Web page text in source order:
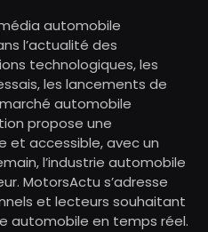
automobile
l’actualité des
technologiques, les
les lancements de
automobile
propose une
et accessible, avec un
l’industrie automobile
MotorsActu s’adresse
et lecteurs souhaitant
automobile en temps réel.